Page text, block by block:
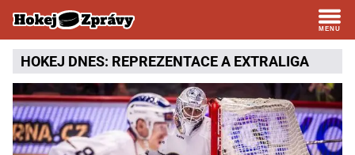
HOKEJ DNES: REPREZENTACEA EXTRALIGA